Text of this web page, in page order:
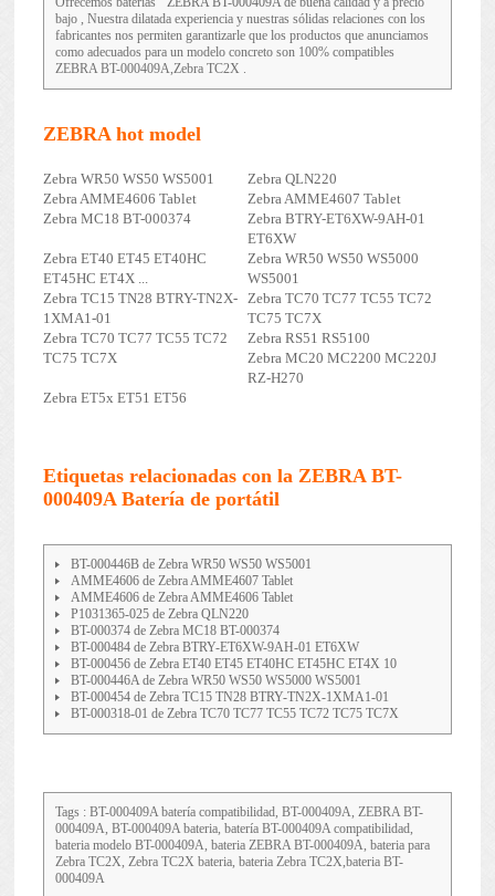
bajo , Nuestra dilatada experiencia y nuestras sólidas relaciones con los
fabricantes nos permiten garantizarle que los productos que anunciamos
como adecuados para un modelo concreto son 100% compatibles
ZEBRA BT-000409A,Zebra TC2X .
ZEBRA hot model
Zebra WR50 WS50 WS5001
Zebra QLN220
Zebra AMME4606 Tablet
Zebra AMME4607 Tablet
Zebra MC18 BT-000374
Zebra BTRY-ET6XW-9AH-01
ET6XW
Zebra ET40 ET45 ET40HC
ET45HC ET4X ...
Zebra WR50 WS50 WS5000
WS5001
Zebra TC15 TN28 BTRY-TN2X-
1XMA1-01
Zebra TC70 TC77 TC55 TC72
TC75 TC7X
Zebra TC70 TC77 TC55 TC72
TC75 TC7X
Zebra RS51 RS5100
Zebra MC20 MC2200 MC220J
RZ-H270
Zebra ET5x ET51 ET56
Etiquetas relacionadas con la ZEBRA BT-
000409A Batería de portátil
BT-000446B de Zebra WR50 WS50 WS5001
AMME4606 de Zebra AMME4607 Tablet
AMME4606 de Zebra AMME4606 Tablet
P1031365-025 de Zebra QLN220
BT-000374 de Zebra MC18 BT-000374
BT-000484 de Zebra BTRY-ET6XW-9AH-01 ET6XW
BT-000456 de Zebra ET40 ET45 ET40HC ET45HC ET4X 10
BT-000446A de Zebra WR50 WS50 WS5000 WS5001
BT-000454 de Zebra TC15 TN28 BTRY-TN2X-1XMA1-01
BT-000318-01 de Zebra TC70 TC77 TC55 TC72 TC75 TC7X
Tags : BT-000409A batería compatibilidad, BT-000409A, ZEBRA BT-
000409A, BT-000409A bateria, batería BT-000409A compatibilidad,
bateria modelo BT-000409A, bateria ZEBRA BT-000409A, bateria para
Zebra TC2X, Zebra TC2X bateria, bateria Zebra TC2X,bateria BT-
000409A